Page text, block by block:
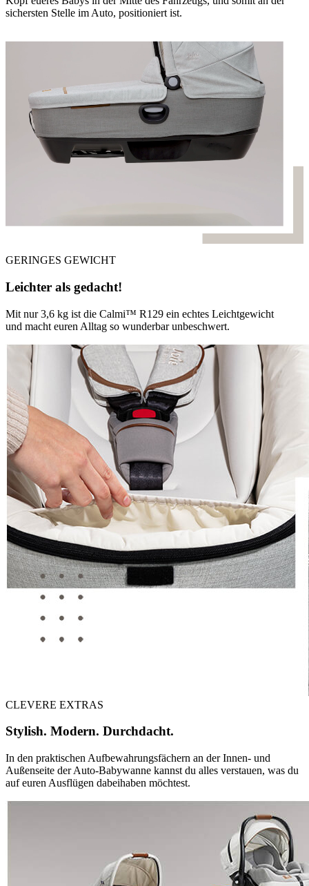
sichersten Stelle im Auto, positioniert ist.
GERINGES GEWICHT
Leichter als gedacht!
Mit nur 3,6 kg ist die Calmi™ R129 ein echtes Leichtgewicht
und macht euren Alltag so wunderbar unbeschwert.
CLEVERE EXTRAS
Stylish. Modern. Durchdacht.
In den praktischen Aufbewahrungsfächern an der Innen- und
Außenseite der Auto-Babywanne kannst du alles verstauen, was du
auf euren Ausflügen dabeihaben möchtest.